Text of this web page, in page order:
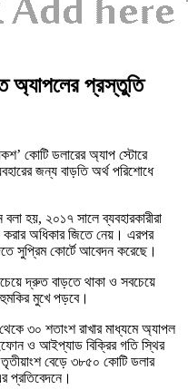
অ্যাপলের প্রস্তুতি
কোটি ডলারের অ্যাপ স্টোরে
জন্য বাড়তি অর্থ পরিশোধে
বলা হয়, ২০১৭ সালে ব্যবহারকারীরা
অধিকার জিতে নেয়। এরপর
সুপ্রিম কোর্টে আবেদন করেছে।
দ্রুত বাড়তে থাকা ও সবচেয়ে
মুখে পড়বে।
৩০ শতাংশ রাখার মাধ্যমে অ্যাপল
ও আইপ্যাড বিক্রির গতি স্থির
বেড়ে ৩৮৫০ কোটি ডলার
প্রতিবেদনে।